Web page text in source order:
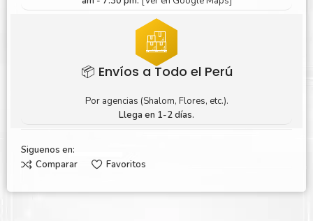
📦 Envíos a Todo el Perú
Por agencias (Shalom, Flores, etc.).
Llega en 1-2 días.
Siguenos en:
Comparar
Favoritos